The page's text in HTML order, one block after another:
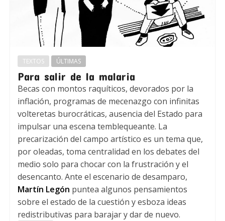
TEXTOS ÚLTIMAS
Para salir de la malaria
Becas con montos raquíticos, devorados por la
inflación, programas de mecenazgo con infinitas
volteretas burocráticas, ausencia del Estado para
impulsar una escena temblequeante. La
precarización del campo artístico es un tema que,
por oleadas, toma centralidad en los debates del
medio solo para chocar con la frustración y el
desencanto. Ante el escenario de desamparo,
Martín Legón puntea algunos pensamientos
sobre el estado de la cuestión y esboza ideas
redistributivas para barajar y dar de nuevo.